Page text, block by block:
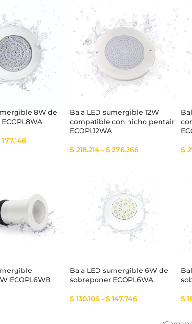
8W de
177.146
Bala LED sumergible 12W
compatible con nicho pentair
ECOPL12WA
$ 218.214 - $ 276.266 $
ECOPL6WB
Bala LED sumergible 6W de
sobreponer ECOPL6WA
$ 130.106 - $ 147.746 $